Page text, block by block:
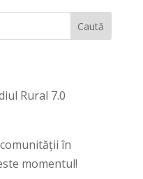
Caută
Rural 7.0
în
momentul!